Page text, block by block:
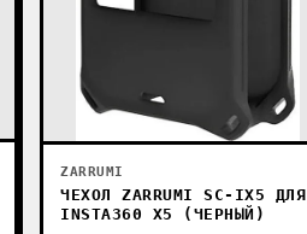
ZARRUMI
ЧЕХОЛ ZARRUMI SC-IX5 ДЛЯ
INSTA360 X5 (ЧЕРНЫЙ)